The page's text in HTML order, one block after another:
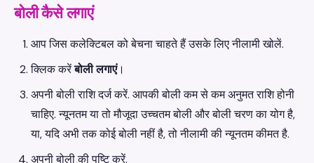
बोली कैसे लगाएं
आप जिस कलेक्टिबल को बेचना चाहते हैं उसके लिए नीलामी खोलें.
क्लिक करेंबोली लगाएं।
अपनी बोली राशि दर्ज करें. आपकी बोली कम से कम अनुमत राशि होनी
चाहिए. न्यूनतम या तो मौजूदा उच्चतम बोली और बोली चरण का योग है,
या, यदि अभी तक कोई बोली नहीं है, तो नीलामी की न्यूनतम कीमत है.
अपनी बोली की पुष्टि करें.